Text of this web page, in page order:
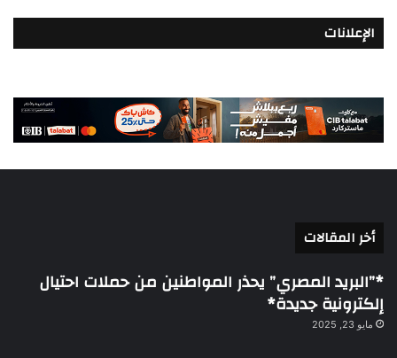
الإعلانات
أخر المقالات
*”البريد المصري” يحذر المواطنين من حملات احتيال
إلكترونية جديدة*
مايو 23, 2025